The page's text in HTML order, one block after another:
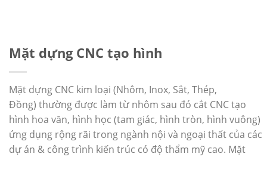
Mặt dựng CNC tạo hình
Mặt dựng CNC kim loại (Nhôm, Inox, Sắt, Thép,
Đồng) thường được làm từ nhôm sau đó cắt CNC tạo
hình hoa văn, hình học (tam giác, hình tròn, hình vuông)
ứng dụng rộng rãi trong ngành nội và ngoại thất của các
dự án & công trình kiến trúc có độ thẩm mỹ cao. Mặt